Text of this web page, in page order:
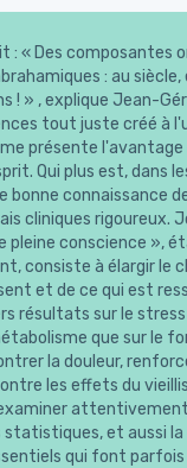
: « Des composantes
: au siècle,
! » , explique Jean-
tout juste créé à
présente
Qui plus est, dans
bonne connaissance
cliniques rigoureux.
conscience »,
consiste à élargir le
et de ce qui est
résultats sur le
que sur le
la douleur,
les effets du
statistiques, et aussi
qui font